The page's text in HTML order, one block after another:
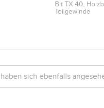
Bit TX 40,
Teilgewinde
sich ebenfalls